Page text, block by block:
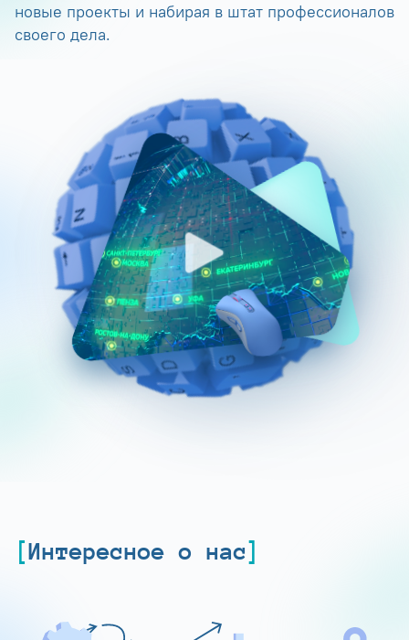
новые проекты и набирая в штат профессионалов
своего дела.
Интересное о нас